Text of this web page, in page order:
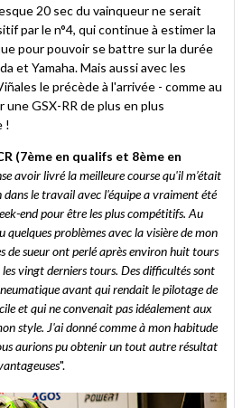
20 sec du vainqueur ne serait
par le n°4, qui continue à estimer la
pour pouvoir se battre sur la durée
et Yamaha. Mais aussi avec les
le précède à l'arrivée - comme au
GSX-RR de plus en plus
!
(7ème en qualifs et 8ème en
avoir livré la meilleure course qu'il m’était
dans le travail avec l'équipe a vraiment été
end pour être les plus compétitifs. Au
problèmes avec la visière de mon
de sueur ont perlé après environ huit tours
vingt derniers tours. Des difficultés sont
avant qui rendait le pilotage de
et qui ne convenait pas idéalement aux
style. J'ai donné comme à mon habitude
aurions pu obtenir un tout autre résultat
".